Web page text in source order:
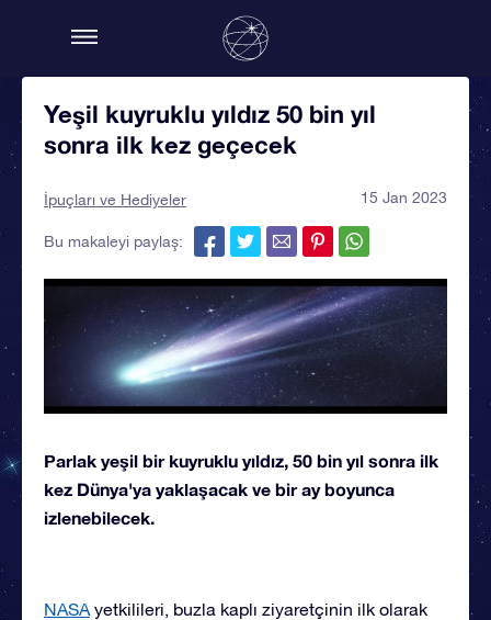
Yeşil kuyruklu yıldız 50 bin yıl
sonra ilk kez geçecek
İpuçları ve Hediyeler 15 Jan 2023
Bu makaleyi paylaş:
Parlak yeşil bir kuyruklu yıldız, 50 bin yıl sonra ilk
kez Dünya'ya yaklaşacak ve bir ay boyunca
izlenebilecek.
NASA yetkilileri, buzla kaplı ziyaretçinin ilk olarak